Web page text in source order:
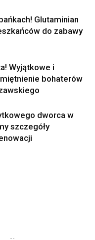
Glutaminian
do zabawy
Wyjątkowe i
bohaterów
dworca w
szczegóły